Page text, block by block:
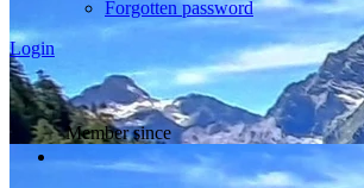
Forgotten password
Login
Member since